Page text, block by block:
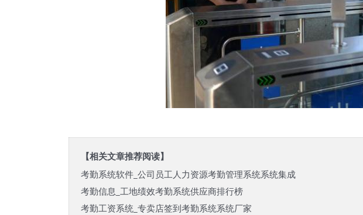
【相关文章推荐阅读】
考勤系统软件_公司员工人力资源考勤管理系统系统集成
考勤信息_工地绩效考勤系统供应商排行榜
考勤工资系统_专卖店签到考勤系统系统厂家